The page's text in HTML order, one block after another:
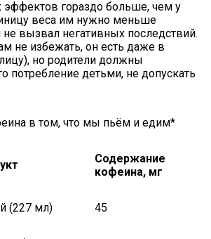
эффектов гораздо больше, чем у
веса им нужно меньше
вызвал негативных последствий.
не избежать, он есть даже в
но родители должны
потребление детьми, не допускать
в том, что мы пьём и едим*
Содержание
кофеина, мг
(227 мл) 45